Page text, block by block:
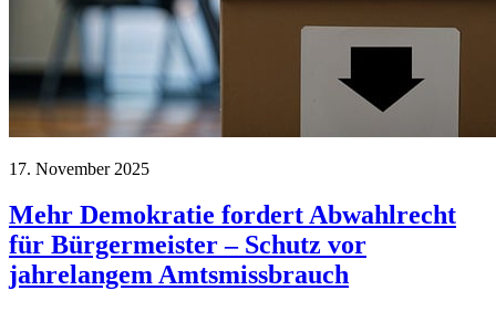
17. November 2025
Mehr Demokratie fordert Abwahlrecht
für Bürgermeister – Schutz vor
jahrelangem Amtsmissbrauch